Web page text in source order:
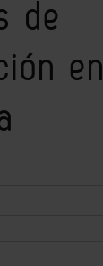
de
en